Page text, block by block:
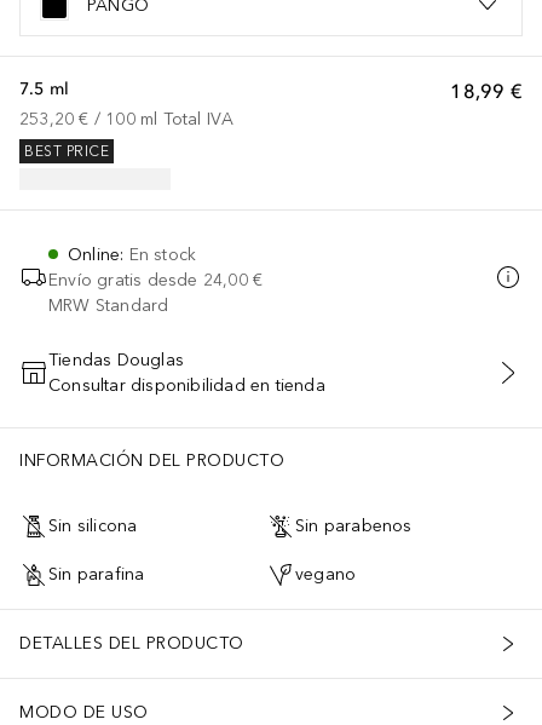
PANGO
18,99 €
7.5 ml
253,20 € / 100 ml Total IVA
BEST PRICE
Online: En stock
Envío gratis desde 24,00 €
MRW Standard
AÑADIR AL CARRITO
Tiendas Douglas
Consultar disponibilidad en tienda
INFORMACIÓN DEL PRODUCTO
Sin silicona Sin parabenos
Sin parafina vegano
DETALLES DEL PRODUCTO
MODO DE USO